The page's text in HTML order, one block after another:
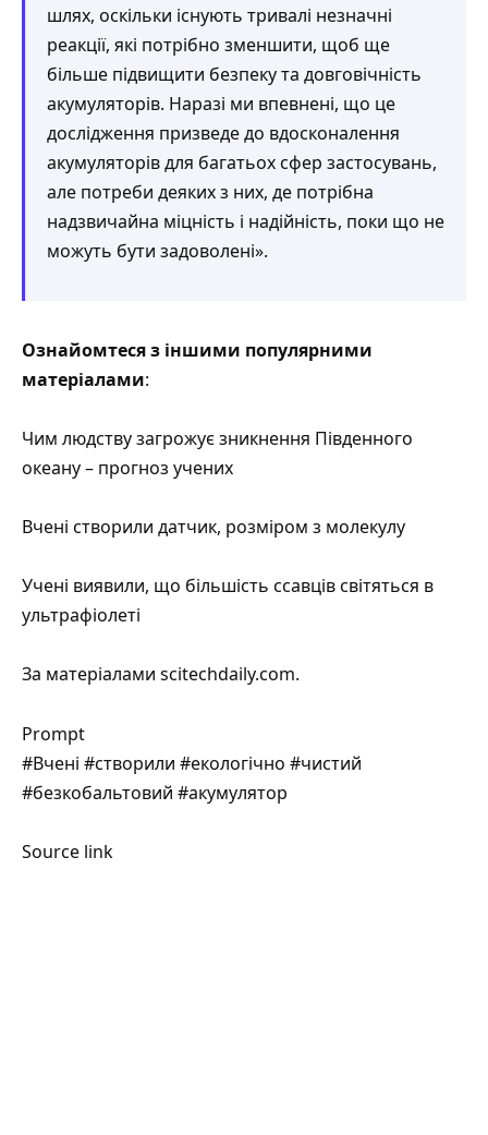
шлях, оскільки існують тривалі незначні
реакції, які потрібно зменшити, щоб ще
більше підвищити безпеку та довговічність
акумуляторів. Наразі ми впевнені, що це
дослідження призведе до вдосконалення
акумуляторів для багатьох сфер застосувань,
але потреби деяких з них, де потрібна
надзвичайна міцність і надійність, поки що не
можуть бути задоволені».
Ознайомтеся з іншими популярними
матеріалами:
Чим людству загрожує зникнення Південного
океану – прогноз учених
Вчені створили датчик, розміром з молекулу
Учені виявили, що більшість ссавців світяться в
ультрафіолеті
За матеріалами scitechdaily.com.
Prompt
#Вчені #створили #екологічно #чистий
#безкобальтовий #акумулятор
Source link